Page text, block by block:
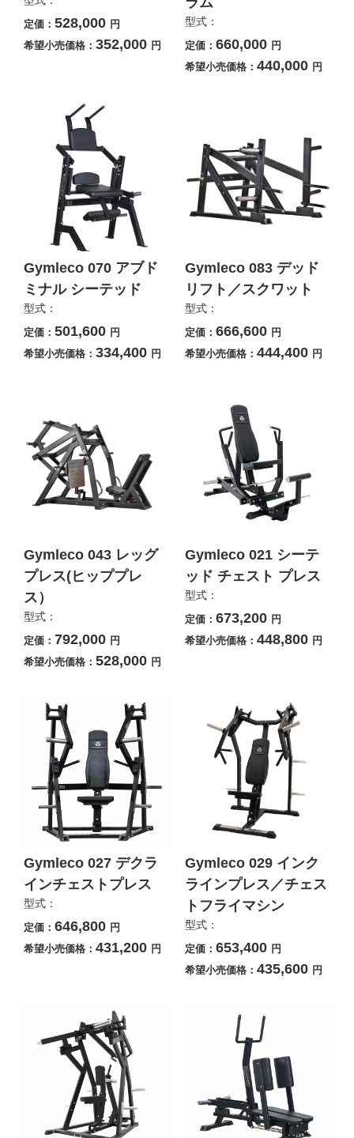
定価： 528,000 円
希望小売価格： 352,000 円
型式：
定価： 660,000 円
希望小売価格： 440,000 円
Gymleco 070 アブド
ミナル シーテッド
型式：
定価： 501,600 円
希望小売価格： 334,400 円
Gymleco 083 デッド
リフト／スクワット
型式：
定価： 666,600 円
希望小売価格： 444,400 円
Gymleco 043 レッグ
プレス(ヒッププレ
ス）
型式：
定価： 792,000 円
希望小売価格： 528,000 円
Gymleco 021 シーテ
ッド チェスト プレス
型式：
定価： 673,200 円
希望小売価格： 448,800 円
Gymleco 027 デクラ
インチェストプレス
型式：
定価： 646,800 円
希望小売価格： 431,200 円
Gymleco 029 インク
ラインプレス／チェス
トフライマシン
型式：
定価： 653,400 円
希望小売価格： 435,600 円